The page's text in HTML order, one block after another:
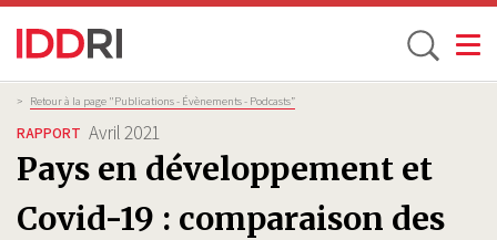
Aller
au
contenu
principal
Toggle
Fil
d'Ariane
> Retour à la page "Publications - Évènements - Podcasts”
RAPPORT Avril 2021
Pays en développement et
Covid-19 : comparaison des